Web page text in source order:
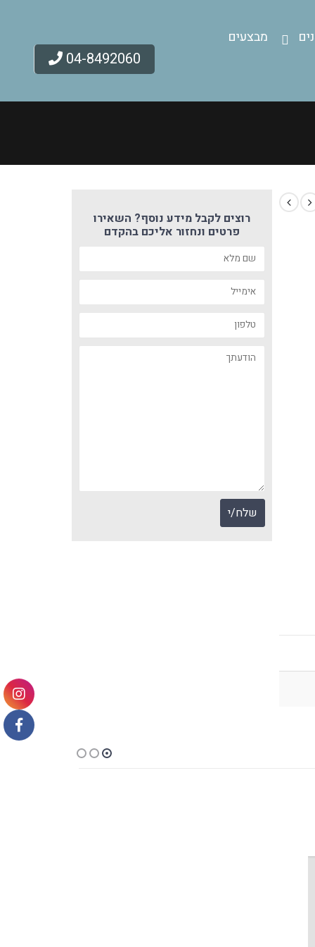
מבצעים
04-8492060
רוצים לקבל מידע נוסף? השאירו
פרטים ונחזור אליכם בהקדם